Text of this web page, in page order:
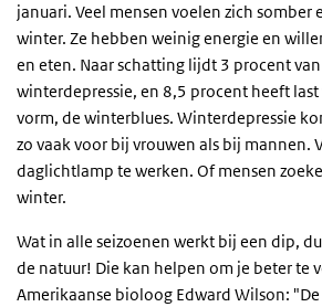
januari. Veel mensen voelen zich somber
winter. Ze hebben weinig energie en
en eten. Naar schatting lijdt 3 procent
winterdepressie, en 8,5 procent heeft
vorm, de winterblues. Winterdepressie
zo vaak voor bij vrouwen als bij mannen.
daglichtlamp te werken. Of mensen
winter.
Wat in alle seizoenen werkt bij een dip,
de natuur! Die kan helpen om je beter te
Amerikaanse bioloog Edward Wilson: